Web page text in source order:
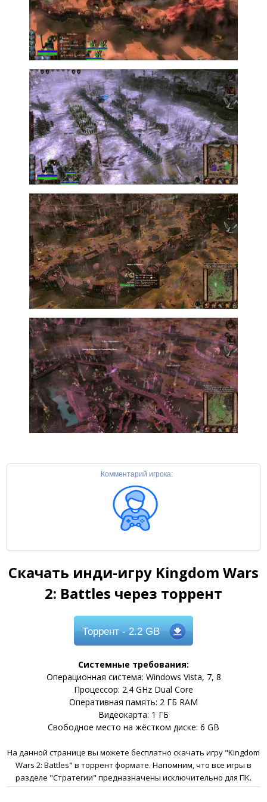
Комментарий игрока:
Скачать инди-игру Kingdom Wars
2: Battles через торрент
Торрент- 2.2 GB
Системные требования:
Операционная система: Windows Vista, 7, 8
Процессор: 2.4 GHz Dual Core
Оперативная память: 2 ГБ RAM
Видеокарта: 1 ГБ
Свободное место на жёстком диске: 6 GB
На данной странице вы можете бесплатно скачать игру "Kingdom
Wars 2: Battles" в торрент формате. Напомним, что все игры в
разделе "Стратегии" предназначены исключительно для ПК.